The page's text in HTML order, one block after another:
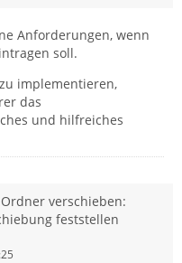
Anforderungen, wenn
soll.
implementieren,
das
und hilfreiches
verschieben:
feststellen